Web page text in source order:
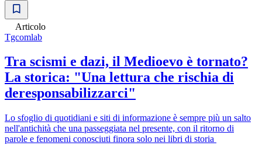
Articolo
Tgcomlab
Tra scismi e dazi, il Medioevo è tornato?
La storica: "Una lettura che rischia di
deresponsabilizzarci"
Lo sfoglio di quotidiani e siti di informazione è sempre più un salto
nell'antichità che una passeggiata nel presente, con il ritorno di
parole e fenomeni conosciuti finora solo nei libri di storia ​